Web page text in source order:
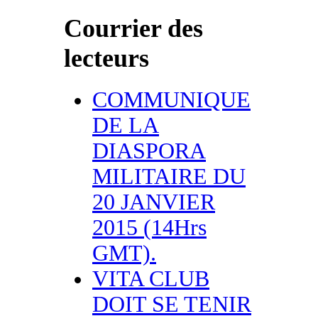
Courrier des
lecteurs
COMMUNIQUE
DE LA
DIASPORA
MILITAIRE DU
20 JANVIER
2015 (14Hrs
GMT).
VITA CLUB
DOIT SE TENIR